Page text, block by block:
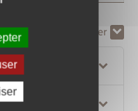
Tout déplier